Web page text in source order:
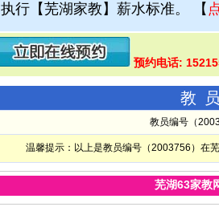
执行【芜湖家教】薪水标准。 【
预约电话:
教
教员编号（
温馨提示：以上是教员编号（2003756）在
芜湖63家教